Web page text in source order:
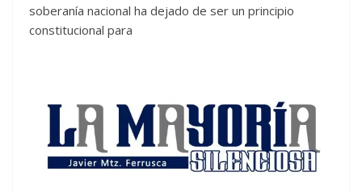
soberanía nacional ha dejado de ser un principio
constitucional para